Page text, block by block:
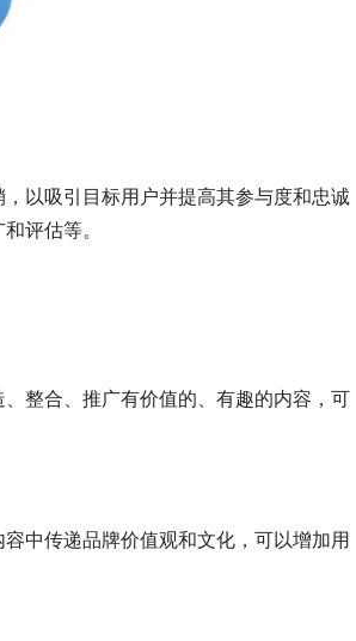
以吸引目标用户并提高其参与度和忠诚
评估等。
整合、推广有价值的、有趣的内容，可
中传递品牌价值观和文化，可以增加用